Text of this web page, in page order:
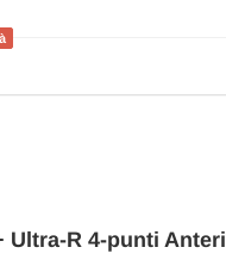
Ultra-R 4-punti